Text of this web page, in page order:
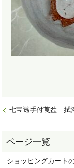
七宝透手付莨盆
ショッピングカート